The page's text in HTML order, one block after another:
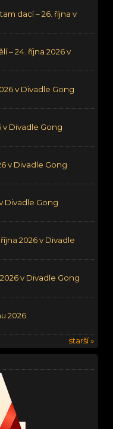
dací – 26. října v
– 24. října 2026 v
v Divadle Gong
v Divadle Gong
v Divadle Gong
Divadle Gong
2026 v Divadle
v Divadle Gong
2026
starší »